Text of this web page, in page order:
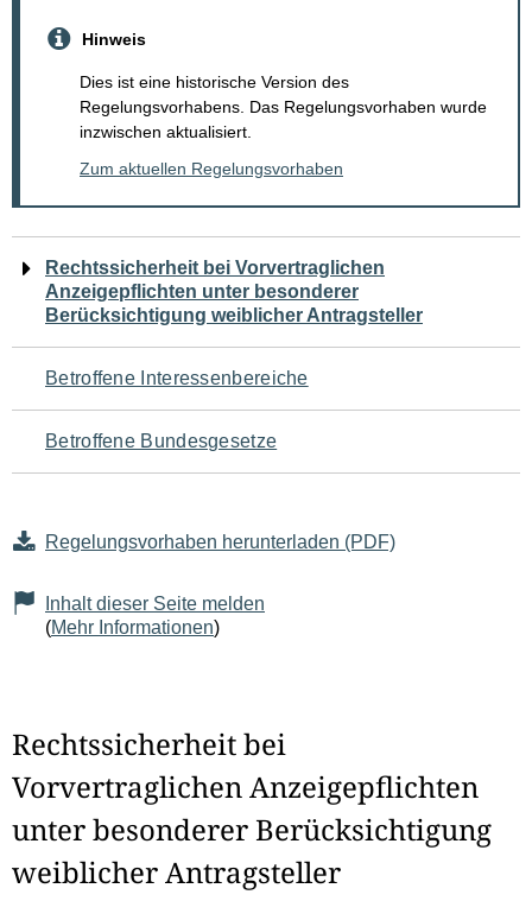
Hinweis
Dies ist eine historische Version des
Regelungsvorhabens. Das Regelungsvorhaben wurde
inzwischen aktualisiert.
Zum aktuellen Regelungsvorhaben
Navigation
für
den
Seiteninhalt
Rechtssicherheit bei Vorvertraglichen
Anzeigepflichten unter besonderer
Berücksichtigung weiblicher Antragsteller
Betroffene Interessenbereiche
Betroffene Bundesgesetze
Regelungsvorhaben herunterladen (PDF)
Inhalt dieser Seite melden
(Mehr Informationen)
Rechtssicherheit bei
Vorvertraglichen Anzeigepflichten
unter besonderer Berücksichtigung
weiblicher Antragsteller